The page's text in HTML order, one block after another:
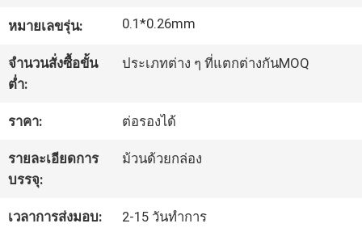
กับ
เรา
ทัวร์
โรงงาน
ควบคุม
หมายเลขรุ่น: 0.1*0.26mm
จำนวนสั่งซื้อขั้น
ต่ำ:
ประเภทต่าง ๆ ที่แตกต่างกันMOQ
ราคา: ต่อรองได้
รายละเอียดการ
บรรจุ:
ม้วนด้วยกล่อง
เวลาการส่งมอบ: 2-15 วันทำการ